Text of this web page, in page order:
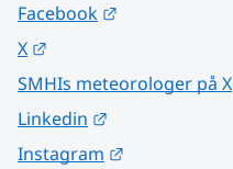
Facebook
X
SMHIs meteorologer på X
Linkedin
Instagram